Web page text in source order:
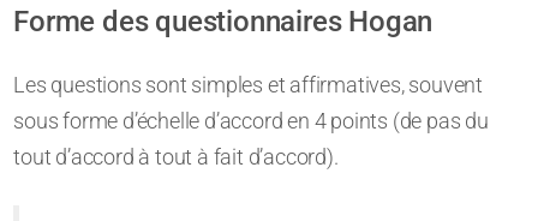
Forme des questionnaires Hogan
Les questions sont simples et affirmatives, souvent
sous forme d’échelle d’accord en 4 points (de pas du
tout d’accord à tout à fait d’accord).